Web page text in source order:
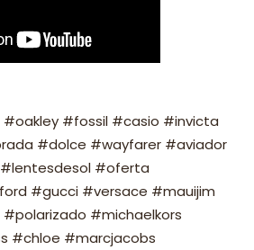
#fossil #casio #invicta
#dolce #wayfarer #aviador
#oferta
#gucci #versace #mauijim
#michaelkors
#chloe #marcjacobs